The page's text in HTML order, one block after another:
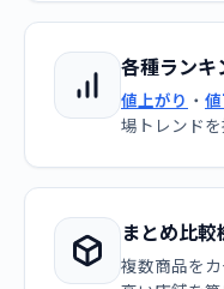
各種ランキ
値上がり ・
場トレンドを
まとめ比較
複数商品を